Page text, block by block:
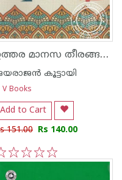
ഉത്തര മാനസ തീരങ്ങളിലൂടെ
കൂട്ടായി
V Books
Add to Cart
151.00 Rs 140.00
5
4
3
2